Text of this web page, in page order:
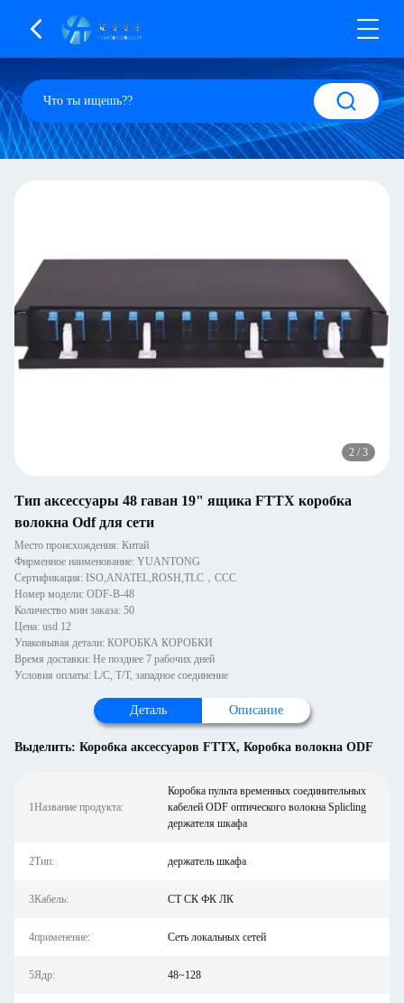
2 / 3
Тип аксессуары 48 гаван 19" ящика FTTX коробка
волокна Odf для сети
Место происхождения: Китай
Фирменное наименование: YUANTONG
Сертификация: ISO,ANATEL,ROSH,TLC，CCC
Номер модели: ODF-B-48
Количество мин заказа: 50
Цена: usd 12
Упаковывая детали: КОРОБКА КОРОБКИ
Время доставки: Не позднее 7 рабочих дней
Условия оплаты: L/C, T/T, западное соединение
Деталь Описание
Выделить: Коробка аксессуаров FTTX, Коробка волокна ODF
1Название продукта:
Коробка пульта временных соединительных
кабелей ODF оптического волокна Splicling
держателя шкафа
2Тип: держатель шкафа
3Кабель: СТ СК ФК ЛК
4применение: Сеть локальных сетей
5Ядр: 48~128